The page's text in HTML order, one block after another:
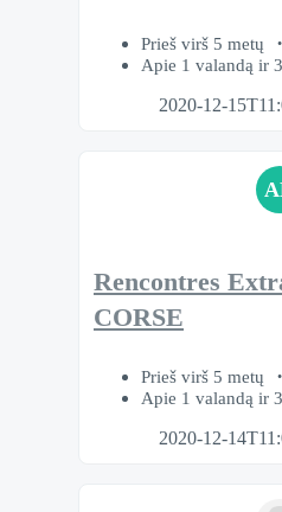
Prieš virš 5 metų
Apie 1 valandą ir
2020-12-
Rencontres
CORSE
Prieš virš 5 metų
Apie 1 valandą ir
2020-12-